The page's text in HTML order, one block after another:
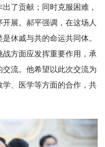
了贡献；同时克服困难，
展。郝平强调，在这场人
休戚与共的命运共同体。
方面应发挥重要作用，承
流。他希望以此次交流为
、医学等方面的合作，共